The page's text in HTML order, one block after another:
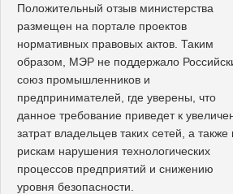
Положительный отзыв министерства
размещен на портале проектов
нормативных правовых актов. Таким
образом, МЭР не поддержало
союз промышленников и
предпринимателей, где уверены, что
данное требование приведет к
затрат владельцев таких сетей, а также
рискам нарушения технологических
процессов предприятий и снижению
уровня безопасности.